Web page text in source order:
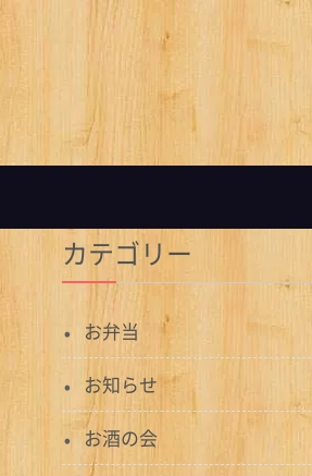
カテゴリー
お弁当
お知らせ
お酒の会